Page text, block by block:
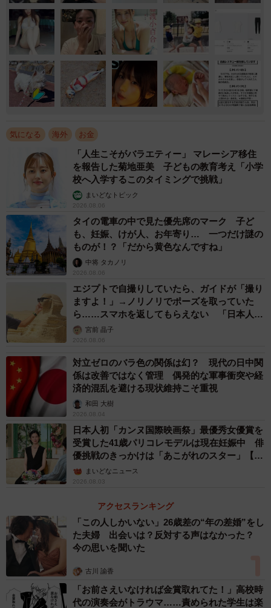
気になる 海外 お金
「人生こそがバラエティー」 マレーシア移住
を報告した菊地亜美 子どもの教育考え「小学
校へ入学するこのタイミングで挑戦」
まいどなトピック
2026.08.06
タイの電車の中で見た優先席のマーク 子ど
も、妊娠、けが人、お年寄り… 一つだけ謎の
ものが！？「だから黄色なんですね」
中将 タカノリ
2026.08.06
エジプトで自撮りしていたら、ガイドが「撮り
ますよ！」→ノリノリでポーズを取っていた
ら……スマホを返してもらえない 「日本人は
カモ代表かも」「私は6時間で3万円払った」
宮前 晶子
2026.08.06
対立ゼロのバラ色の関係は幻？ 現代の日中関
係は改善ではなく管理 偶発的な軍事衝突や経
済的混乱を避ける現状維持こそ重視
和田 大樹
2026.08.04
日本人初「カンヌ国際映画祭」最優秀女優賞を
受賞した41歳パリコレモデルは現在妊娠中 俳
優挑戦のきっかけは「あこがれのスター」【徹
子の部屋】
まいどなニュース
2026.08.03
アクセスランキング
「この人しかいない」26歳差の“年の差婚”をし
た夫婦 出会いは？反対する声はなかった？
今の思いを聞いた
古川 諭香
「お前さえいなければ金賞取れてた！」高校時
代の演奏会がトラウマ……責められた学生は楽